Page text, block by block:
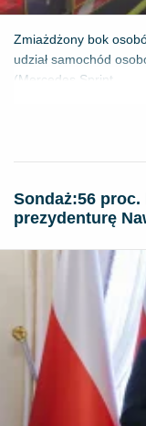
Zmiażdżony bok
udział samochód
(Mercedes Sprint...
​Sondaż:56
prezydenturę